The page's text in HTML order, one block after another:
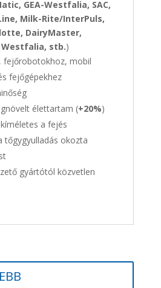
GEA-Westfalia, SAC,
Milk-Rite/InterPuls,
DairyMaster,
stb.)
fejőrobotokhoz, mobil
fejőgépekhez
élettartam (+20%)
a fejés
tőgygyulladás okozta
gyártótól közvetlen